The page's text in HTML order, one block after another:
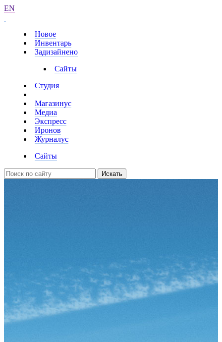
EN
Новое
Инвентарь
Задизайнено
Сайты
Студия
Магазинус
Медиа
Экспресс
Иронов
Журналус
Сайты
Искать